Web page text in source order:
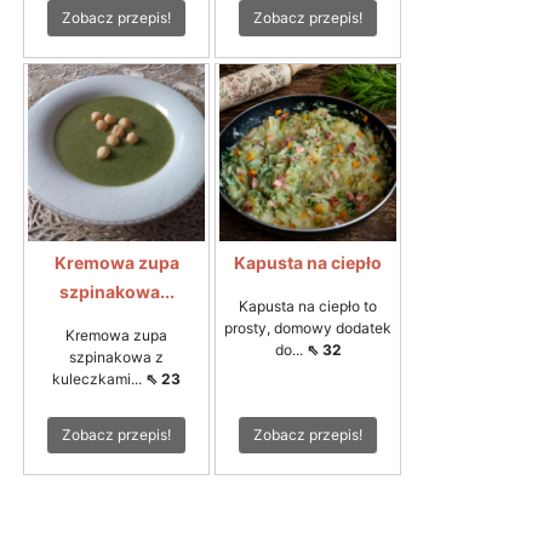
Zobacz przepis! Zobacz przepis!
Kremowa zupa
szpinakowa...
Kremowa zupa
szpinakowa z
kuleczkami... ⇖ 23
Zobacz przepis!
Kapusta na ciepło
Kapusta na ciepło to
prosty, domowy dodatek
do... ⇖ 32
Zobacz przepis!